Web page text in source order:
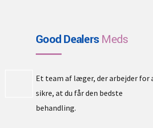
Good DealersMeds
Et team af læger, der arbejder for
sikre, at du får den bedste
behandling.